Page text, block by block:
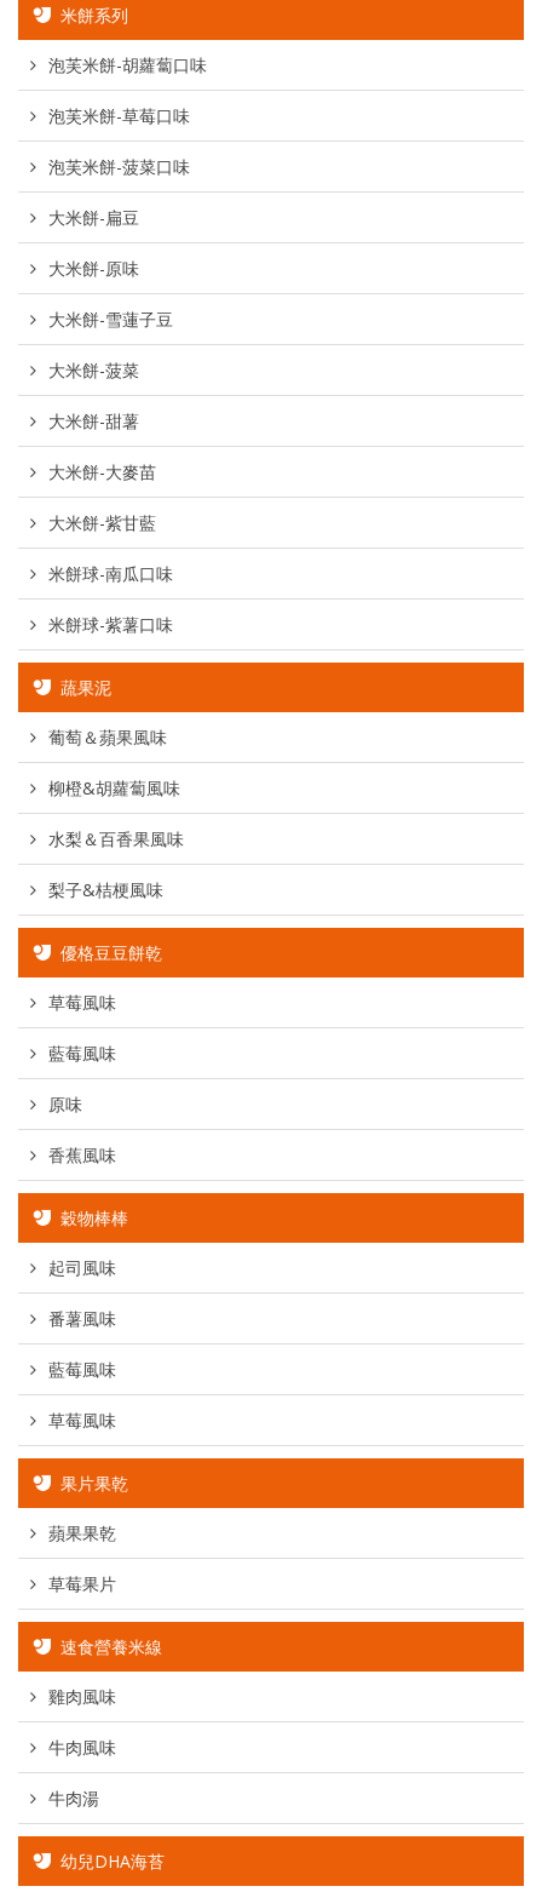
米餅系列
泡芙米餅-胡蘿蔔口味
泡芙米餅-草莓口味
泡芙米餅-菠菜口味
大米餅-扁豆
大米餅-原味
大米餅-雪蓮子豆
大米餅-菠菜
大米餅-甜薯
大米餅-大麥苗
大米餅-紫甘藍
米餅球-南瓜口味
米餅球-紫薯口味
蔬果泥
葡萄＆蘋果風味
柳橙&胡蘿蔔風味
水梨＆百香果風味
梨子&桔梗風味
優格豆豆餅乾
草莓風味
藍莓風味
原味
香蕉風味
穀物棒棒
起司風味
番薯風味
藍莓風味
草莓風味
果片果乾
蘋果果乾
草莓果片
速食營養米線
雞肉風味
牛肉風味
牛肉湯
幼兒DHA海苔